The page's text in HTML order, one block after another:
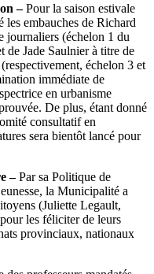
–Pour la saison estivale
embauches de Richard
journaliers (échelon 1 du
de Jade Saulnier à titre de
échelon 3 et
immédiate de
en urbanisme
De plus, étant donné
consultatif en
sera bientôt lancé pour
–Par sa Politique de
la Municipalité a
(Juliette Legault,
les féliciter de leurs
provinciaux, nationaux